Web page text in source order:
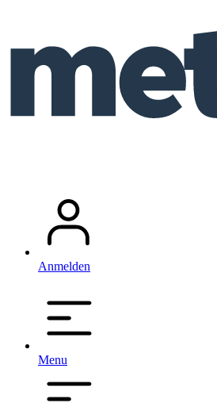
Anmelden
Menu